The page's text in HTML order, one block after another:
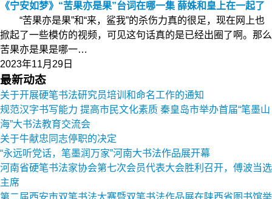
《宁安如梦》“苦果亦是果”台词在哪一集 薛姝和皇上在一起了
“苦果亦是果”和“来，鲨我”的杀伤力真的很足，现在网上也
掀起了一些模仿的视频，可见这句话真的是已经出圈了啊。那么
苦果亦是果是哪一…
2023年11月29日
最新动态
关于开展硬笔书法研究员培训和命名工作的通知
规范汉字书写能力 提高市民文化素质 秦皇岛市举办首届“笔墨山
海”大书法教育交流会
关于牛献忠同志停职的决定
“永远听党话，笔墨润万家”河南大书法作品展开幕
河南省硬笔书法家协会第七次会员代表大会胜利召开，傅波当选
主席